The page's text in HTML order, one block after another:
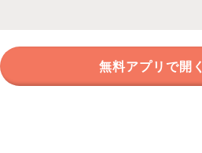
無料アプリで開く